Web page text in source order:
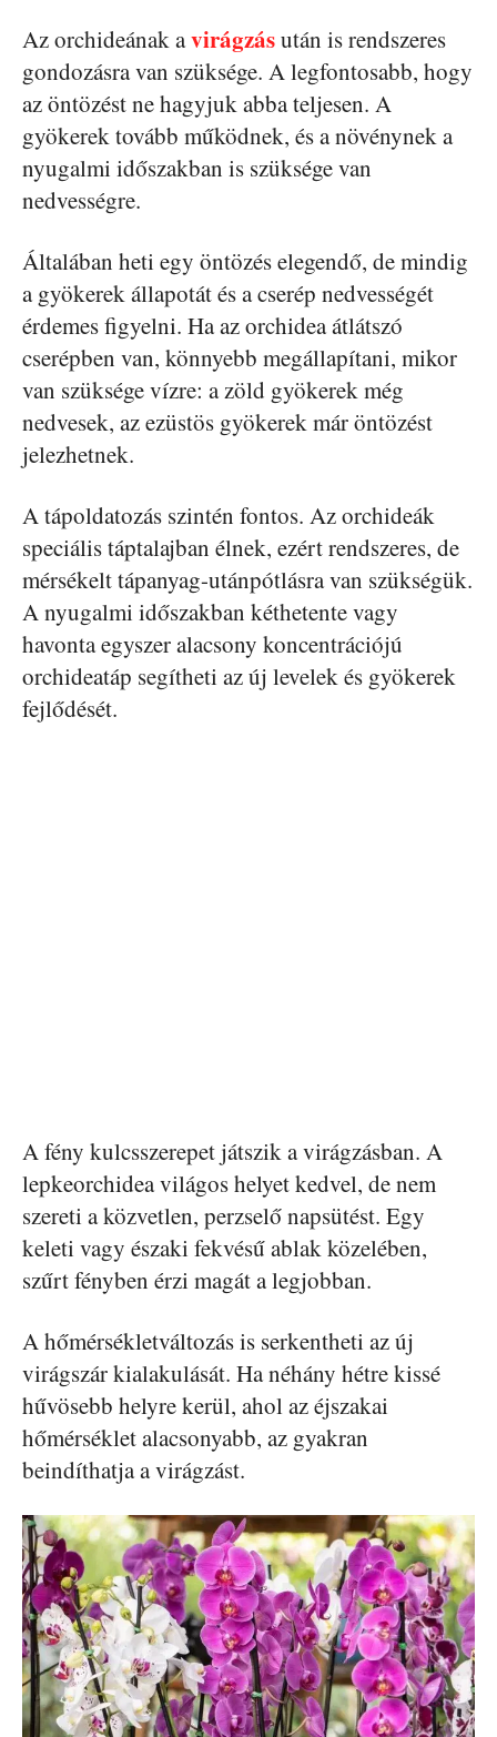
Az orchideának avirágzásután is rendszeres
gondozásra van szüksége. A legfontosabb, hogy
az öntözést ne hagyjuk abba teljesen. A
gyökerek tovább működnek, és a növénynek a
nyugalmi időszakban is szüksége van
nedvességre.
Általában heti egy öntözés elegendő, de mindig
a gyökerek állapotát és a cserép nedvességét
érdemes figyelni. Ha az orchidea átlátszó
cserépben van, könnyebb megállapítani, mikor
van szüksége vízre: a zöld gyökerek még
nedvesek, az ezüstös gyökerek már öntözést
jelezhetnek.
A tápoldatozás szintén fontos. Az orchideák
speciális táptalajban élnek, ezért rendszeres, de
mérsékelt tápanyag-utánpótlásra van szükségük.
A nyugalmi időszakban kéthetente vagy
havonta egyszer alacsony koncentrációjú
orchideatáp segítheti az új levelek és gyökerek
fejlődését.
A fény kulcsszerepet játszik a virágzásban. A
lepkeorchidea világos helyet kedvel, de nem
szereti a közvetlen, perzselő napsütést. Egy
keleti vagy északi fekvésű ablak közelében,
szűrt fényben érzi magát a legjobban.
A hőmérsékletváltozás is serkentheti az új
virágszár kialakulását. Ha néhány hétre kissé
hűvösebb helyre kerül, ahol az éjszakai
hőmérséklet alacsonyabb, az gyakran
beindíthatja a virágzást.